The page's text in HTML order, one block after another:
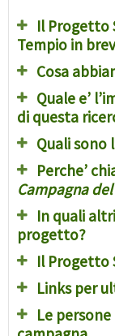
Il Progetto
Tempio in
Cosa
Quale e’
di questa
Quali sono
Perche’
Campagna
In quali
progetto?
Il Progetto
Links per
Le